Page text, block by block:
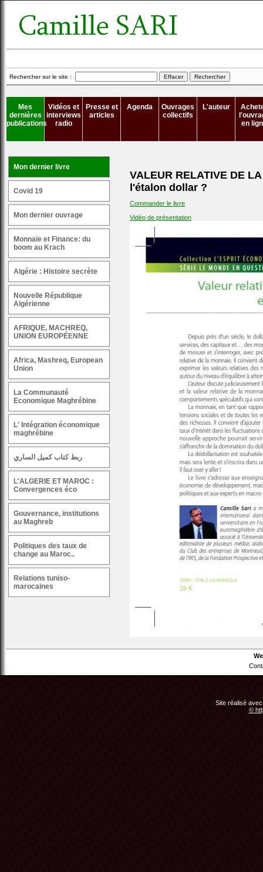
Rechercher sur le site :
Mes
dernières
publications
Vidéos et
interviews
radio
Presse et
articles
Agenda
Ouvrages
collectifs
L'auteur
en
Mon dernier livre
Covid 19
Mon dernier ouvrage
Monnaie et Finance: du
boom au Krach
Algérie : Histoire secrète
Nouvelle République
Algérienne
AFRIQUE, MACHREQ,
UNION EUROPÉENNE
Africa, Mashreq, European
Union
La Communauté
Economique Maghrébine
L' Intégration économique
maghrébine
ربط كتاب كميل الساري
L'ALGERIE ET MAROC :
Convergences éco
Gouvernance, institutions
au Maghreb
Politiques des taux de
change au Maroc..
Relations tuniso-
marocaines
VALEUR RELATIVE DE
l'étalon dollar ?
Commander le livre
Vidéo de présentation
Site réalisé
©